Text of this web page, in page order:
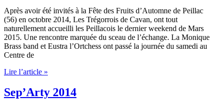
Après avoir été invités à la Fête des Fruits d’Automne de Peillac
(56) en octobre 2014, Les Trégorrois de Cavan, ont tout
naturellement accueilli les Peillacois le dernier weekend de Mars
2015. Une rencontre marquée du sceau de l’échange. La Monique
Brass band et Eustra l’Ortchess ont passé la journée du samedi au
Centre de
Échange
(22)
–
Lire l’article »
Sep’Arty 2014